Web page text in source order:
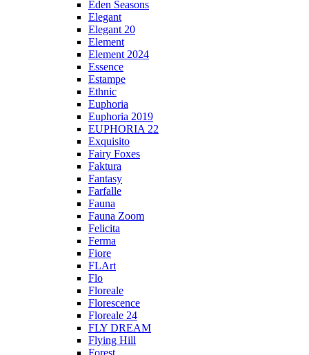
Eden Seasons
Elegant
Elegant 20
Element
Element 2024
Essence
Estampe
Ethnic
Euphoria
Euphoria 2019
EUPHORIA 22
Exquisito
Fairy Foxes
Faktura
Fantasy
Farfalle
Fauna
Fauna Zoom
Felicita
Ferma
Fiore
FLArt
Flo
Floreale
Florescence
Floreale 24
FLY DREAM
Flying Hill
Forest